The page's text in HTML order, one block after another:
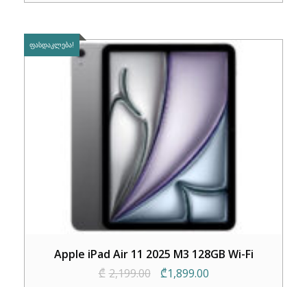
ᲤᲐᲡᲓᲐᲙᲚᲔᲑᲐ!
Apple iPad Air 11 2025 M3 128GB Wi-Fi
₾ 2,199.00
Original
₾1,899.00Current